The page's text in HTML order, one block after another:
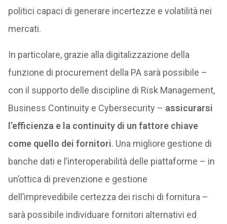
politici capaci di generare incertezze e volatilità nei
mercati.
In particolare, grazie alla digitalizzazione della
funzione di procurement della PA sarà possibile –
con il supporto delle discipline di Risk Management,
Business Continuity e Cybersecurity – assicurarsi
l’efficienza e la continuity di un fattore chiave
come quello dei fornitori. Una migliore gestione di
banche dati e l’interoperabilità delle piattaforme – in
un’ottica di prevenzione e gestione
dell’imprevedibile certezza dei rischi di fornitura –
sarà possibile individuare fornitori alternativi ed